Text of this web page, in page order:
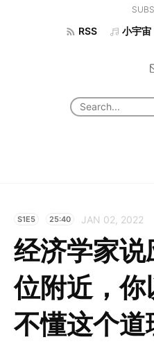
RSS 小宇宙
S1E5 25:40 JAN 02, 2022
经济学家
位附近，你
不懂这个